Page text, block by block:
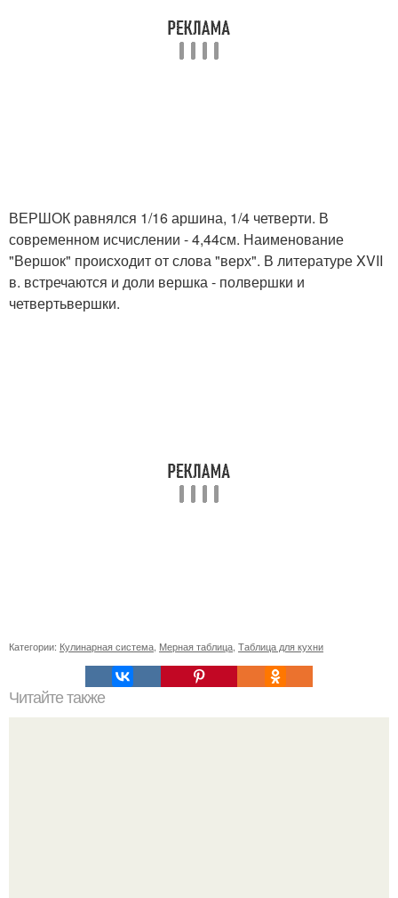
ВЕРШОК равнялся 1/16 аршина, 1/4 четверти. В
современном исчислении - 4,44см. Наименование
"Вершок" происходит от слова "верх". В литературе XVII
в. встречаются и доли вершка - полвершки и
четвертьвершки.
Категории: Кулинарная система Мерная таблица Таблица для кухни
Читайте также